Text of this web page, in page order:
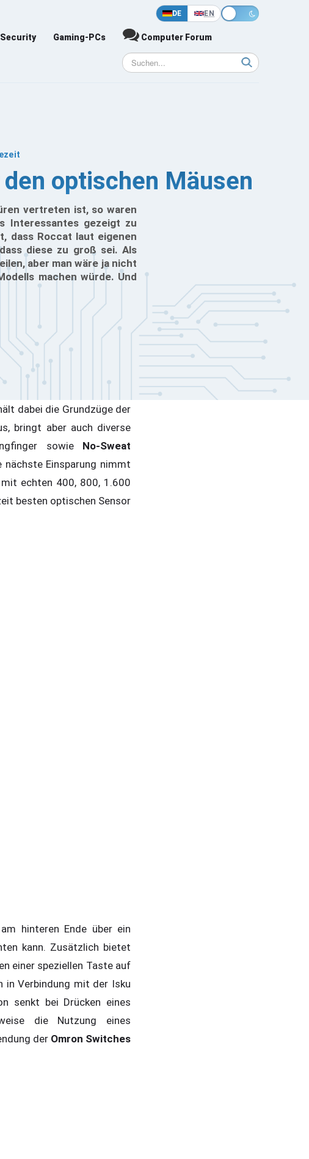
DE EN
Security Gaming-PCs Computer Forum
optischen Mäusen
vertreten ist, so waren
Interessantes gezeigt zu
dass Roccat laut eigenen
diese zu groß sei. Als
aber man wäre ja nicht
machen würde. Und
dabei die Grundzüge der
bringt aber auch diverse
sowie No-Sweat
nächste Einsparung nimmt
echten 400, 800, 1.600
besten optischen Sensor
hinteren Ende über ein
kann. Zusätzlich bietet
einer speziellen Taste auf
in Verbindung mit der Isku
senkt bei Drücken eines
die Nutzung eines
der Omron Switches